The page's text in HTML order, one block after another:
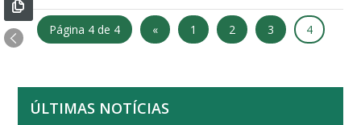
Página 4 de 4 « 1 2 3 4
ÚLTIMAS NOTÍCIAS